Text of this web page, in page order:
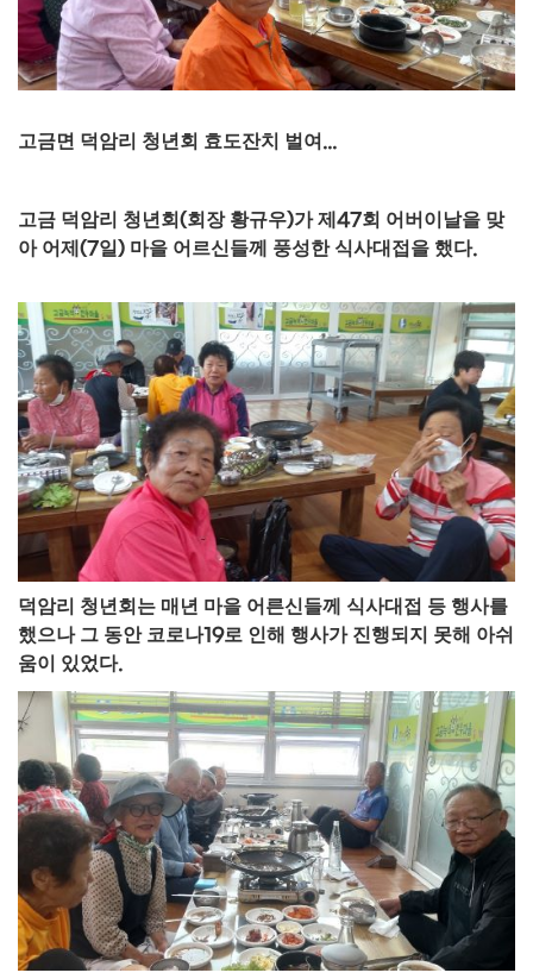
고금면 덕암리 청년회 효도잔치 벌여 ...
고금 덕암리 청년회 (회장 황규우)가 제 47회 어버이날을 맞
아 어제 (7일 ) 마을 어르신들께 풍성한 식사대접을 했다.
덕암리 청년회는 매년 마을 어른신들께 식사대접 등 행사를
했으나 그 동안 코로나19로 인해 행사가 진행되지 못해 아쉬
움이 있었다.